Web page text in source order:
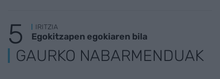
IRITZIA
Egokitzapen egokiaren bila
GAURKO NABARMENDUAK